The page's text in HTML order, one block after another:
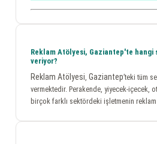
Reklam Atölyesi, Gaziantep'te
veriyor?
Reklam Atölyesi, Gaziantep’teki tüm
vermektedir. Perakende, yiyecek-içecek,
birçok farklı sektördeki işletmenin reklam